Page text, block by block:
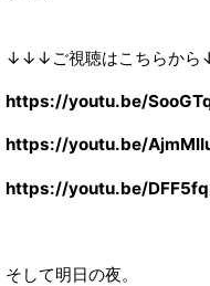
↓↓↓ご視聴はこちらか
https://youtu.be/
https://youtu.be/
https://youtu.be/
そして明日の夜。